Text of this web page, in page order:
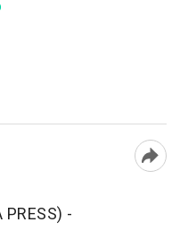
PRESS) -